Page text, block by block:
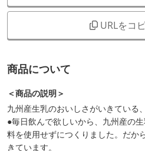
URLをコ
商品について
＜商品の説明＞
九州産生乳のおいしさがいきている
●毎日飲んで欲しいから、九州産の
料を使用せずにつくりました。だか
きています。